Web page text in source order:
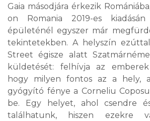
Gaia másodjára érkezik
on Romania 2019-es
épületénél egyszer már
tekintetekben. A helyszín
Street égisze alatt
küldetését: felhívja az
hogy milyen fontos az a hely,
gyógyító fénye a Corneliu
be. Egy helyet, ahol csendre
találhatunk, hiszen ezekre